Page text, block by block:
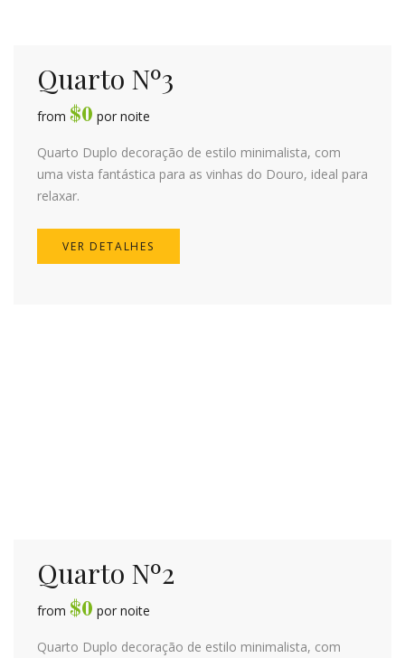
from $0 por noite
Quarto Nº3
Quarto Duplo decoração de estilo minimalista, com
uma vista fantástica para as vinhas do Douro, ideal para
relaxar.
VER DETALHES
from $0 por noite
Quarto Nº2
Quarto Duplo decoração de estilo minimalista, com